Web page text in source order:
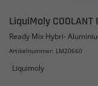
LiquiMoly COOLANT
Ready Mix Hybri-
Artikelnummer: LM20660
Liquimoly